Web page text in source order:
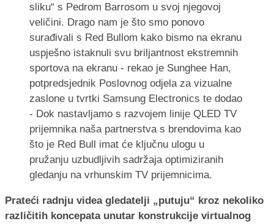
sliku“ s Pedrom Barrosom u svoj njegovoj
veličini. Drago nam je što smo ponovo
surađivali s Red Bullom kako bismo na ekranu
uspješno istaknuli svu briljantnost ekstremnih
sportova na ekranu - rekao je Sunghee Han,
potpredsjednik Poslovnog odjela za vizualne
zaslone u tvrtki Samsung Electronics te dodao
- Dok nastavljamo s razvojem linije QLED TV
prijemnika naša partnerstva s brendovima kao
što je Red Bull imat će ključnu ulogu u
pružanju uzbudljivih sadržaja optimiziranih
gledanju na vrhunskim TV prijemnicima.
Prateći radnju videa gledatelji „putuju“ kroz nekoliko
različitih koncepata unutar konstrukcije virtualnog